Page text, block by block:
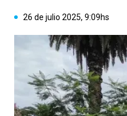
26 de julio 2025, 9:09hs